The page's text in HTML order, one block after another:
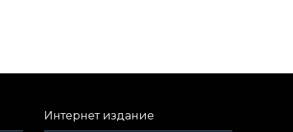
Интернет издание